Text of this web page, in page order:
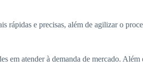
e precisas, além de agilizar o
atender à demanda de mercado.